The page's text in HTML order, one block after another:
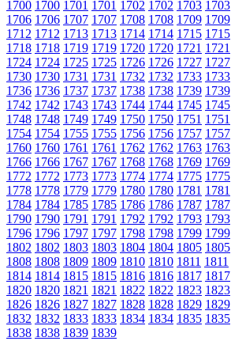
1700 1700 1701 1701 1702 1702 1703 1703
1706 1706 1707 1707 1708 1708 1709 1709
1712 1712 1713 1713 1714 1714 1715 1715
1718 1718 1719 1719 1720 1720 1721 1721
1724 1724 1725 1725 1726 1726 1727 1727
1730 1730 1731 1731 1732 1732 1733 1733
1736 1736 1737 1737 1738 1738 1739 1739
1742 1742 1743 1743 1744 1744 1745 1745
1748 1748 1749 1749 1750 1750 1751 1751
1754 1754 1755 1755 1756 1756 1757 1757
1760 1760 1761 1761 1762 1762 1763 1763
1766 1766 1767 1767 1768 1768 1769 1769
1772 1772 1773 1773 1774 1774 1775 1775
1778 1778 1779 1779 1780 1780 1781 1781
1784 1784 1785 1785 1786 1786 1787 1787
1790 1790 1791 1791 1792 1792 1793 1793
1796 1796 1797 1797 1798 1798 1799 1799
1802 1802 1803 1803 1804 1804 1805 1805
1808 1808 1809 1809 1810 1810 1811 1811
1814 1814 1815 1815 1816 1816 1817 1817
1820 1820 1821 1821 1822 1822 1823 1823
1826 1826 1827 1827 1828 1828 1829 1829
1832 1832 1833 1833 1834 1834 1835 1835
1838 1838 1839 1839